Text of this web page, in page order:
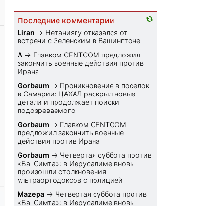
Последние комментарии
Liran → Нетаниягу отказался от
встречи с Зеленским в Вашингтоне
A → Главком CENTCOM предложил
закончить военные действия против
Ирана
Gorbaum → Проникновение в поселок
в Самарии: ЦАХАЛ раскрыл новые
детали и продолжает поиски
подозреваемого
Gorbaum → Главком CENTCOM
предложил закончить военные
действия против Ирана
Gorbaum → Четвертая суббота против
«Ба-Симта»: в Иерусалиме вновь
произошли столкновения
ультраортодоксов с полицией
Mazepa → Четвертая суббота против
«Ба-Симта»: в Иерусалиме вновь